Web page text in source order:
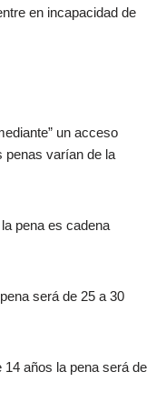
en incapacidad de
un acceso
penas varían de la
pena es cadena
será de 25 a 30
años la pena será de